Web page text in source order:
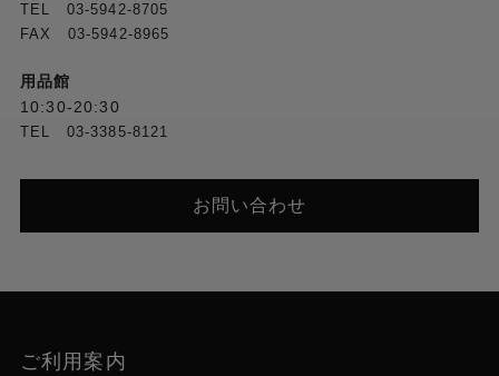
TEL 03-5942-8705
FAX 03-5942-8965
用品館
10:30-20:30
TEL 03-3385-8121
お問い合わせ
ご利用案内